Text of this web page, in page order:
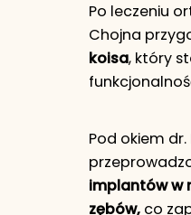
Po leczeniu
Chojna
koisa, który
Pod okiem dr.
implantów w
zębów,co